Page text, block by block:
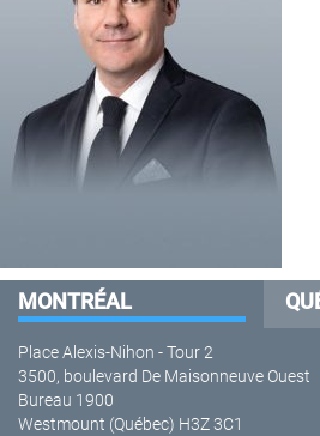
MONTRÉAL
Place Alexis-Nihon - Tour 2
3500, boulevard De Maisonneuve Ouest
Bureau 1900
Westmount (Québec) H3Z 3C1